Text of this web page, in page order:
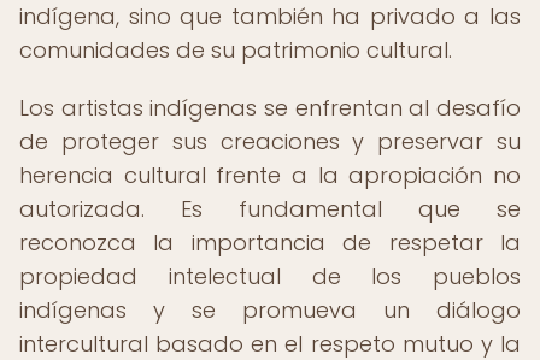
indígena, sino que también ha privado a las
comunidades de su patrimonio cultural.
Los artistas indígenas se enfrentan al desafío
de proteger sus creaciones y preservar su
herencia cultural frente a la apropiación no
autorizada. Es fundamental que se
reconozca la importancia de respetar la
propiedad intelectual de los pueblos
indígenas y se promueva un diálogo
intercultural basado en el respeto mutuo y la